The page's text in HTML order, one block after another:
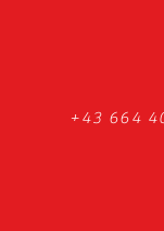
+43 664